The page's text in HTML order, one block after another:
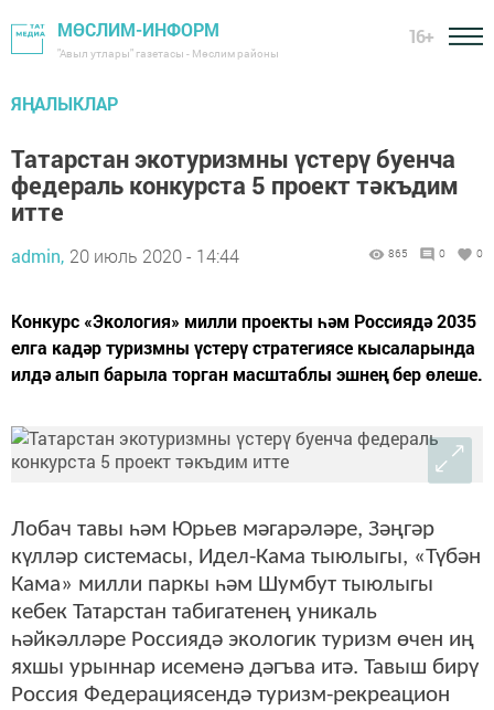
МӨСЛИМ-ИНФОРМ
"Авыл утлары" газетасы - Мөслим районы
16+
ЯҢАЛЫКЛАР
Татарстан экотуризмны үстерү буенча
федераль конкурста 5 проект тәкъдим
итте
admin, 20 июль 2020 - 14:44 865 0 0
Конкурс «Экология» милли проекты һәм Россиядә 2035
елга кадәр туризмны үстерү стратегиясе кысаларында
илдә алып барыла торган масштаблы эшнең бер өлеше.
Лобач тавы һәм Юрьев мәгарәләре, Зәңгәр
күлләр системасы, Идел-Кама тыюлыгы, «Түбән
Кама» милли паркы һәм Шумбут тыюлыгы
кебек Татарстан табигатенең уникаль
һәйкәлләре Россиядә экологик туризм өчен иң
яхшы урыннар исеменә дәгъва итә. Тавыш бирү
Россия Федерациясендә туризм-рекреацион